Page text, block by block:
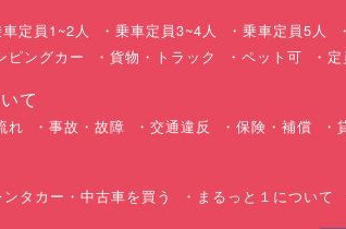
定員1~2人 乗車定員3~4人 乗車定員5人
ピングカー 貨物・トラック ペット可
て
れ 事故・故障 交通違反 保険・補償
ンタカー・中古車を買う まるっと１について